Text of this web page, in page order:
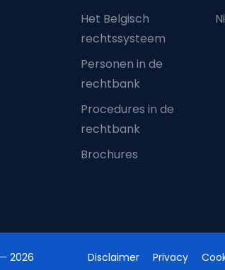
Het Belgisch
rechtssysteem
Personen in de
rechtbank
Procedures in de
rechtbank
Brochures
2026 Disclaimer Privacy